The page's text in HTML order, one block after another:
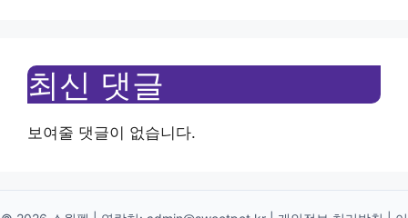
최신 댓글
보여줄 댓글이 없습니다.